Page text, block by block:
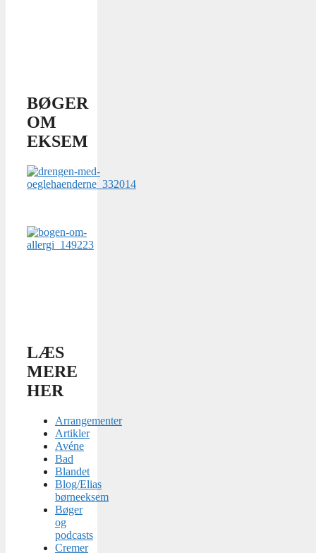
BØGER
OM
EKSEM
LÆS
MERE
HER
Arrangementer
Artikler
Avéne
Bad
Blandet
Blog/Elias
børneeksem
Bøger
og
podcasts
Cremer